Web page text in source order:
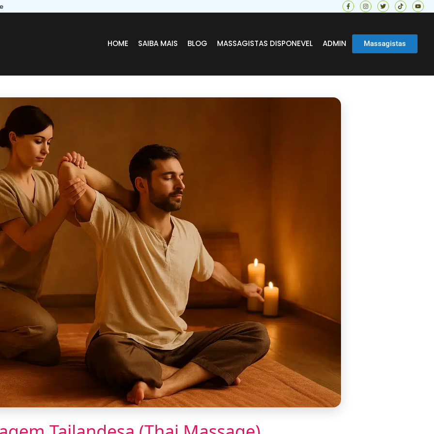
HOME SAIBA MAIS BLOG MASSAGISTAS DISPONEVEL ADMIN Massagistas